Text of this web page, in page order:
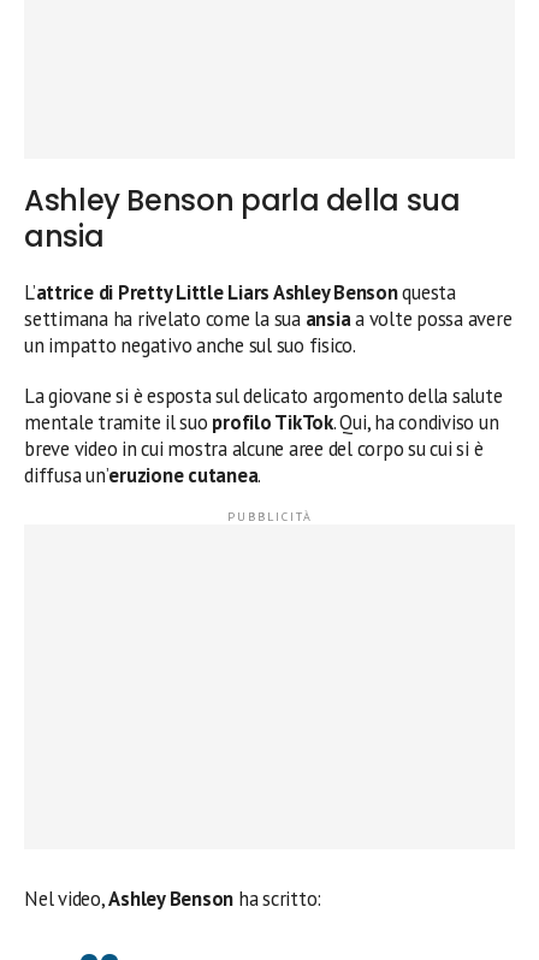
Ashley Benson parla della sua
ansia
L’attrice di Pretty Little Liars Ashley Bensonquesta
settimana ha rivelato come la sua ansiaa volte possa avere
un impatto negativo anche sul suo fisico.
La giovane si è esposta sul delicato argomento della salute
mentale tramite il suo profilo TikTok. Qui, ha condiviso un
breve video in cui mostra alcune aree del corpo su cui si è
diffusa un’eruzione cutanea.
Nel video,Ashley Benson ha scritto: